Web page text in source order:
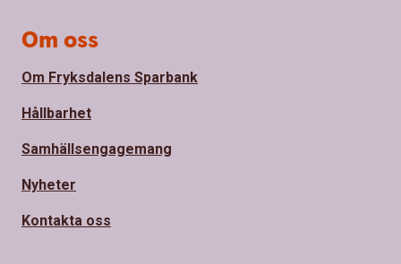
Om oss
Om Fryksdalens Sparbank
Hållbarhet
Samhällsengagemang
Nyheter
Kontakta oss